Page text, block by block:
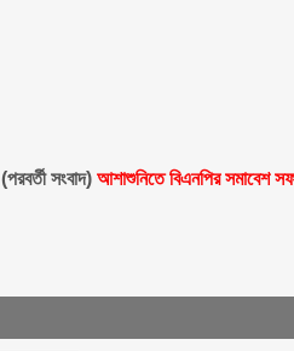
(পরবর্তী সংবাদ)আশাশুনিতে বিএনপির সমাবেশ